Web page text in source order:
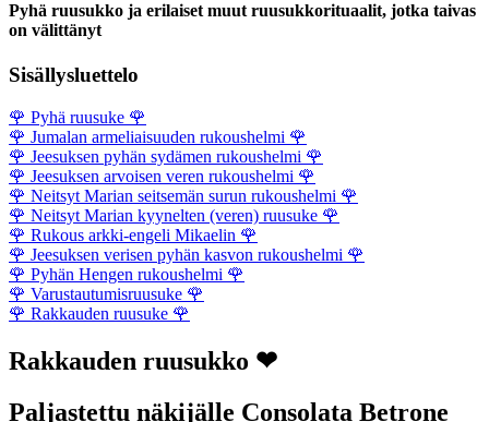
Pyhä ruusukko ja erilaiset muut ruusukkorituaalit, jotka taivas
on välittänyt
Sisällysluettelo
🌹 Pyhä ruusuke 🌹
🌹 Jumalan armeliaisuuden rukoushelmi 🌹
🌹 Jeesuksen pyhän sydämen rukoushelmi 🌹
🌹 Jeesuksen arvoisen veren rukoushelmi 🌹
🌹 Neitsyt Marian seitsemän surun rukoushelmi 🌹
🌹 Neitsyt Marian kyynelten (veren) ruusuke 🌹
🌹 Rukous arkki-engeli Mikaelin 🌹
🌹 Jeesuksen verisen pyhän kasvon rukoushelmi 🌹
🌹 Pyhän Hengen rukoushelmi 🌹
🌹 Varustautumisruusuke 🌹
🌹 Rakkauden ruusuke 🌹
Rakkauden ruusukko ❤
Paljastettu näkijälle Consolata Betrone